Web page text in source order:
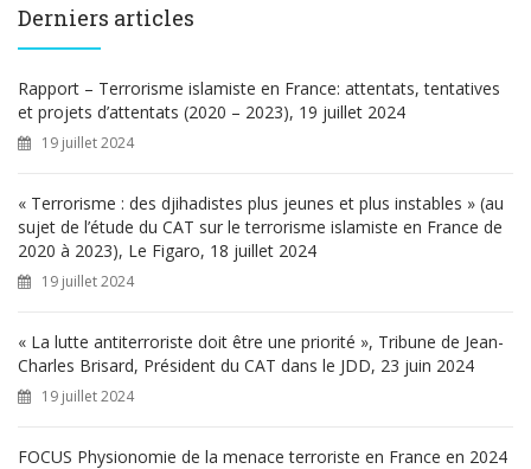
e
h
e
r
Derniers articles
Rapport – Terrorisme islamiste en France: attentats, tentatives
et projets d’attentats (2020 – 2023), 19 juillet 2024
19 juillet 2024
« Terrorisme : des djihadistes plus jeunes et plus instables » (au
sujet de l’étude du CAT sur le terrorisme islamiste en France de
2020 à 2023), Le Figaro, 18 juillet 2024
19 juillet 2024
« La lutte antiterroriste doit être une priorité », Tribune de Jean-
Charles Brisard, Président du CAT dans le JDD, 23 juin 2024
19 juillet 2024
FOCUS Physionomie de la menace terroriste en France en 2024